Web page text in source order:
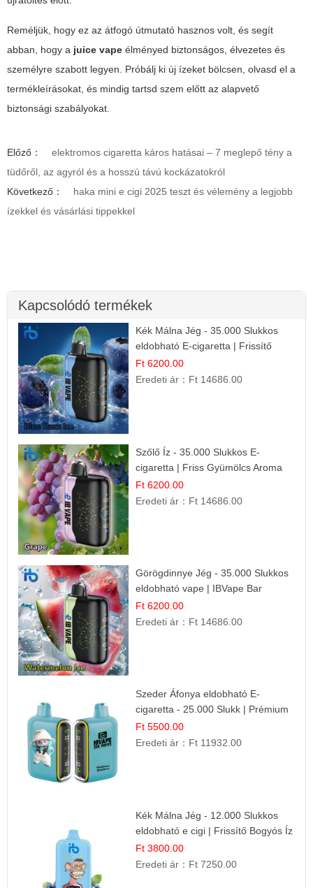
Reméljük, hogy ez az átfogó útmutató hasznos volt, és segít
abban, hogy a juice vape élményed biztonságos, élvezetes és
személyre szabott legyen. Próbálj ki új ízeket bölcsen, olvasd el a
termékleírásokat, és mindig tartsd szem előtt az alapvető
biztonsági szabályokat.
Előző：
elektromos cigaretta káros hatásai – 7 meglepő tény a
tüdőről, az agyról és a hosszú távú kockázatokról
Következő：
haka mini e cigi 2025 teszt és vélemény a legjobb
ízekkel és vásárlási tippekkel
Kapcsolódó termékek
Kék Málna Jég - 35.000 Slukkos
eldobható E-cigaretta | Frissítő
Ízélmény
Ft 6200.00
Eredeti ár： Ft 14686.00
Szőlő Íz - 35.000 Slukkos E-
cigaretta | Friss Gyümölcs Aroma
Ft 6200.00
Eredeti ár： Ft 14686.00
Görögdinnye Jég - 35.000 Slukkos
eldobható vape | IBVape Bar
Frissítő Nyári Íz
Ft 6200.00
Eredeti ár： Ft 14686.00
Szeder Áfonya eldobható E-
cigaretta - 25.000 Slukk | Prémium
Gyümölcs Íz
Ft 5500.00
Eredeti ár： Ft 11932.00
Kék Málna Jég - 12.000 Slukkos
eldobható e cigi | Frissítő Bogyós Íz
Ft 3800.00
Eredeti ár： Ft 7250.00